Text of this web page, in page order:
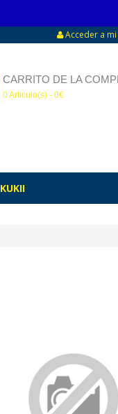
Acceder a mi
CARRITO DE LA
0Articulo(s) - 0€
KUKII